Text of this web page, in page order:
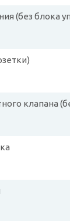
(без блока
клапана